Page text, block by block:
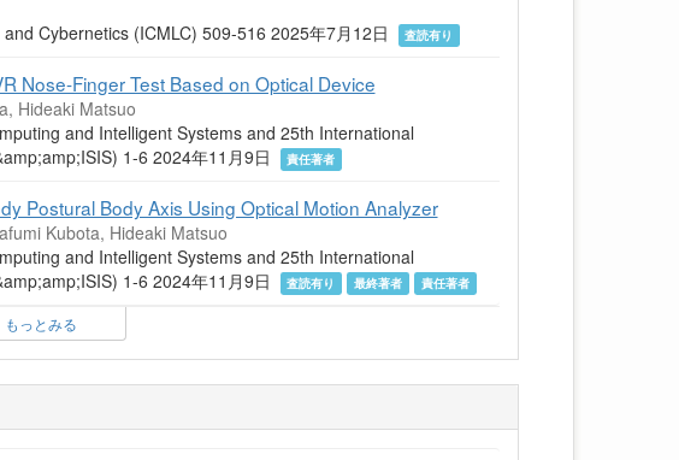
Cybernetics (ICMLC) 509-516 2025年7月12日
査読有り
Nose-Finger Test Based on Optical Device
Hideaki Matsuo
and Intelligent Systems and 25th International
1-6 2024年11月9日
責任著者
Postural Body Axis Using Optical Motion Analyzer
Kubota, Hideaki Matsuo
and Intelligent Systems and 25th International
1-6 2024年11月9日
査読有り 最終著者 責任著者
もっとみる